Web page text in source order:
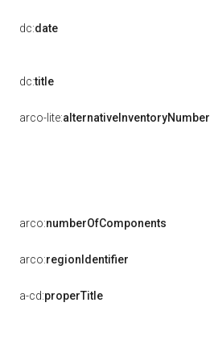
dc:date
dc:title
arco-lite:alternativeInventoryNumber
arco:numberOfComponents
arco:regionIdentifier
a-cd:properTitle